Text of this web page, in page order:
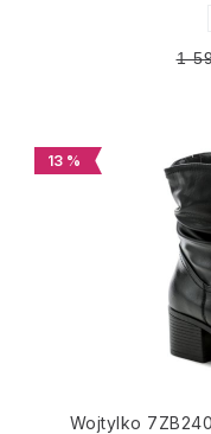
1
13 %
Wojtylko